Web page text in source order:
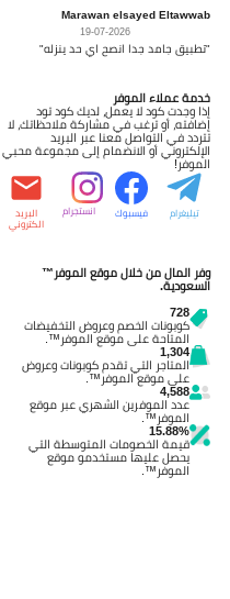
Marawan elsayed Eltawwab
19-07-2026
"تطبيق جامد جدا انصح اي حد ينزله"
خدمة عملاء الموفر
إذا وجدت كود لا يعمل، لديك كود تود
إضافته، أو ترغب في مشاركة ملاحظاتك، لا
تتردد في التواصل معنا عبر البريد
الإلكتروني أو الانضمام إلى مجموعة محبي
الموفر!
تيليغرام فيسبوك انستجرام البريد
الكتروني
وفر المال من خلال موقع الموفر™
السعودية.
728
كوبونات الخصم وعروض التخفيضات
المتاحة على موقع الموفر™.
1,304
المتاجر التي تقدم كوبونات وعروض
على موقع الموفر™.
4,588
عدد الموفرين الشهري عبر موقع
الموفر™.
15.88%
قيمة الخصومات المتوسطة التي
يحصل عليها مستخدمو موقع
الموفر™.